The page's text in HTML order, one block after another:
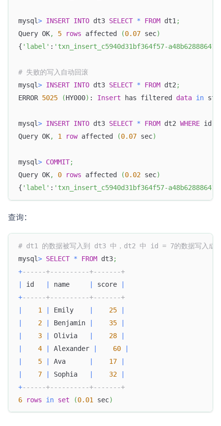
mysql> INSERT INTO dt3 SELECT * FROM dt1;
Query OK, 5 rows affected (0.07 sec)
{ 'label' : 'txn_insert_c5940d31bf364f57-
# 失败的写入自动回滚
mysql> INSERT INTO dt3 SELECT * FROM dt2;
ERROR 5025 (HY000) : Insert has filtered data in
mysql> INSERT INTO dt3 SELECT * FROM dt2 WHERE id
Query OK, 1 row affected (0.07 sec)
mysql> COMMIT;
Query OK, 0 rows affected (0.02 sec)
{ 'label' : 'txn_insert_c5940d31bf364f57-
查询：
# dt1 的数据被写入到 dt3 中，dt2 中 id = 7的数据写入成功
mysql> SELECT * FROM dt3;
+------+----------+-------+
|
id | name | score
|
+------+----------+-------+
|
1 | Emily | 25
|
|
2 | Benjamin | 35
|
|
3 | Olivia | 28
|
|
4 | Alexander | 60
|
|
5 | Ava | 17
|
|
7 | Sophia | 32
|
+------+----------+-------+
6
rows in set (0.01 sec)